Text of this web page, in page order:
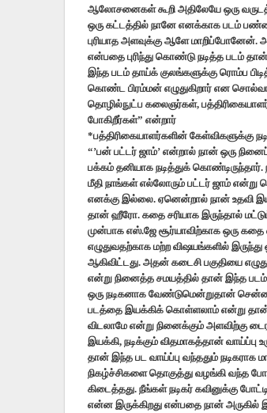
ஆலோசனைகள் கூறி அதிலேயே ஒரு
ஒரு கட்டத்தில் நானே எனக்காக படம்
புரியாத அளவுக்கு ஆளே மாறிப்போனேன்.
என்பதை புரிந்து கொண்டு நடித்த படம்
இந்த படம் தாய்க் குலங்களுக்கு ரொம்ப
கொண்ட பிரம்மன் எழுதுகிறார் என
தொழில்நுட்ப கலைஞர்கள்,
போகிறீர்கள்” என்றார்
*பத்திரிகையாளர்களின் கேள்விகளுக்கு
“’பன் பட்டர் ஜாம்’ என்றால் நான் ஒரு
பக்கம் தனியாக நடித்துக்
மீதி நாங்கள் எல்லோரும் பட்டர் ஜாம்
எனக்கு இல்லை. ஏனென்றால் நான் உதவி
தான் ஹீரோ. கதை சரியாக இருந்தால்
முன்பாக எஸ்.ஜே சூர்யாவிற்காக ஒரு கதை
எழுதுவதற்காக மற்ற விஷயங்களில்
ஆகிவிட்டது. அதன் கடைசி பகுதியை
என்று நினைத்த சமயத்தில் தான் இந்த
ஒரு நடிகனாக வேண்டுமென்றுதான்
படத்தை இயக்கிக் கொள்ளலாம் என்று தான்
விடலாமே என்று நினைக்கும் அளவிற்கு
இயக்கி, நடிக்கும் விதமாகத்தான்
தான் இந்த பட வாய்ப்பு வந்ததும் நடிகராக
நிகழ்ச்சிகளை தொகுத்து வழங்கி வந்த
கிடைத்தது. நீங்கள் நடிகர் கவினுக்கு
என்ன இருக்கிறது என்பதை நான் அருகில்